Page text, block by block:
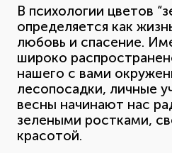
В психологии цветов
определяется как
любовь и спасение.
широко
нашего с вами
лесопосадки, личные
весны начинают нас
зелеными ростками,
красотой.